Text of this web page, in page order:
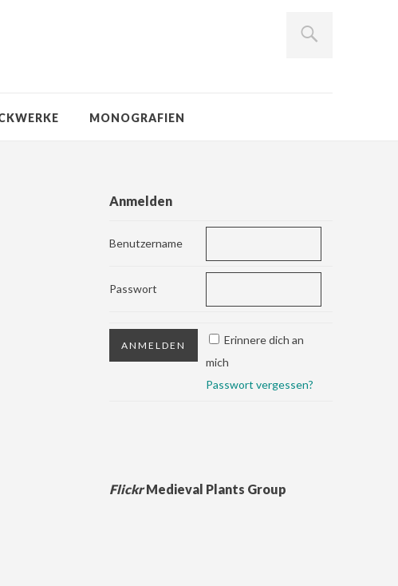
MONOGRAFIEN
Anmelden
Benutzername
Passwort
Erinnere dich an
mich
Passwort vergessen?
FlickrMedieval Plants Group